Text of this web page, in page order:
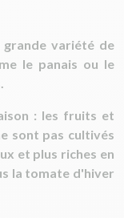
grande variété de
le panais ou le
: les fruits et
sont pas cultivés
et plus riches en
la tomate d'hiver